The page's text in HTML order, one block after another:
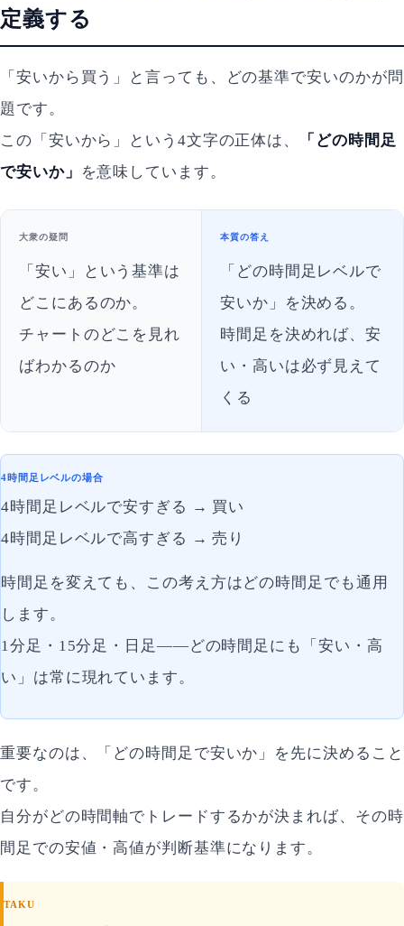
定義する
「安いから買う」と言っても、どの基準で安いのかが問
題です。
この「安いから」という4文字の正体は、
「どの時間足
で安いか」
を意味しています。
大衆の疑問
「安い」という基準は
どこにあるのか。
チャートのどこを見れ
ばわかるのか
本質の答え
「どの時間足レベルで
安いか」を決める。
時間足を決めれば、安
い・高いは必ず見えて
くる
4時間足レベルの場合
4時間足レベルで安すぎる → 買い
4時間足レベルで高すぎる → 売り
時間足を変えても、この考え方はどの時間足でも通用
します。
1分足・15分足・日足——どの時間足にも「安い・高
い」は常に現れています。
重要なのは、「どの時間足で安いか」を先に決めること
です。
自分がどの時間軸でトレードするかが決まれば、その時
間足での安値・高値が判断基準になります。
TAKU